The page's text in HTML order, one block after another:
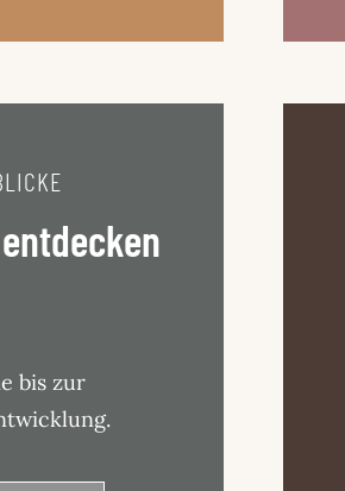
bis zur